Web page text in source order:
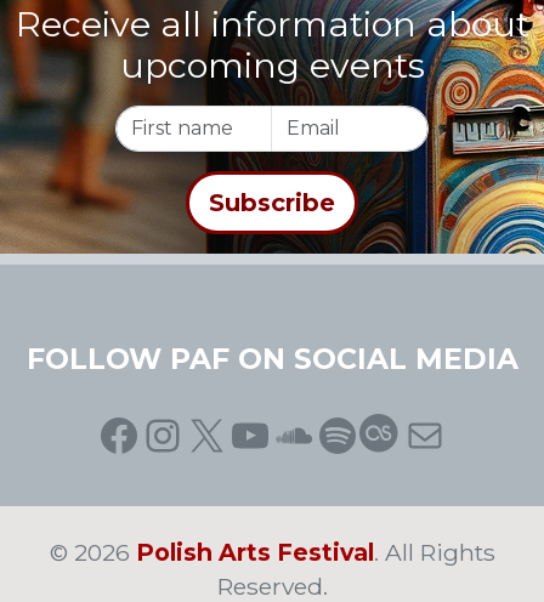
Receive all information about
upcoming events
FOLLOW PAF ON SOCIAL MEDIA
Facebook
Instagram
X YouTube
SoundCloud
Spotify
Last.fm
Mail
© 2026 Polish Arts Festival. All Rights
Reserved.